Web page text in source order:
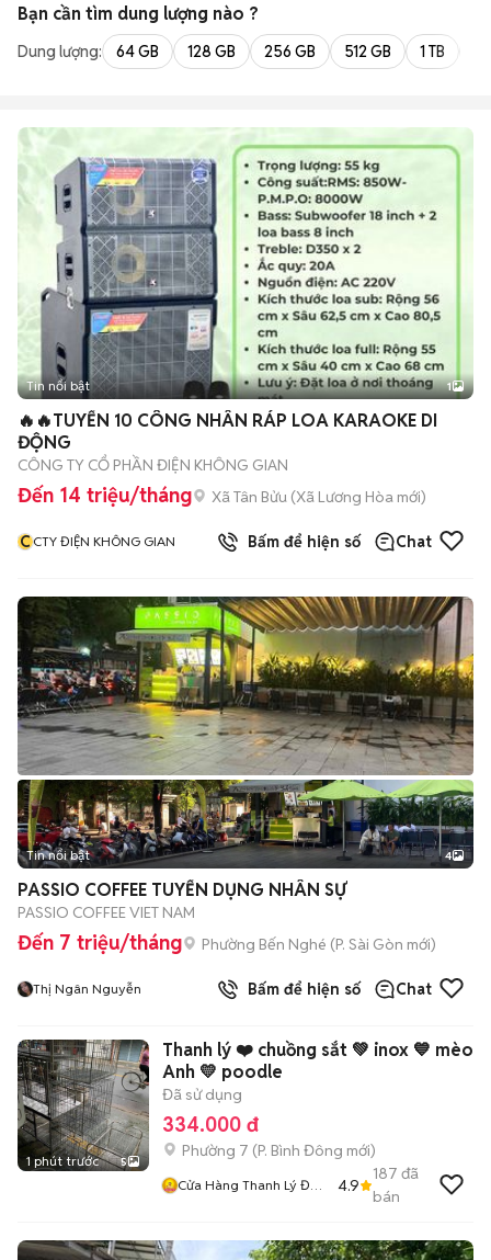
Bạn cần tìm dung lượng nào ?
Dung lượng: 64 GB 128 GB 256 GB 512 GB 1 TB
Tin nổi bật 1
🔥🔥TUYỂN 10 CÔNG NHÂN RÁP LOA KARAOKE DI
ĐỘNG
CÔNG TY CỔ PHẦN ĐIỆN KHÔNG GIAN
Đến 14 triệu/tháng Xã Tân Bửu (Xã Lương Hòa mới)
C CTY ĐIỆN KHÔNG GIAN Bấm để hiện số Chat
Tin nổi bật 4
PASSIO COFFEE TUYỂN DỤNG NHÂN SỰ
PASSIO COFFEE VIET NAM
Đến 7 triệu/tháng Phường Bến Nghé (P. Sài Gòn mới)
Thị Ngân Nguyễn Bấm để hiện số Chat
1 phút trước 5
Thanh lý ❤️ chuồng sắt 💚 inox 💙 mèo
Anh 💛 poodle
Đã sử dụng
334.000 đ
Phường 7 (P. Bình Đông mới)
Cửa Hàng Thanh Lý Đồ
4.9
187 đã
bán